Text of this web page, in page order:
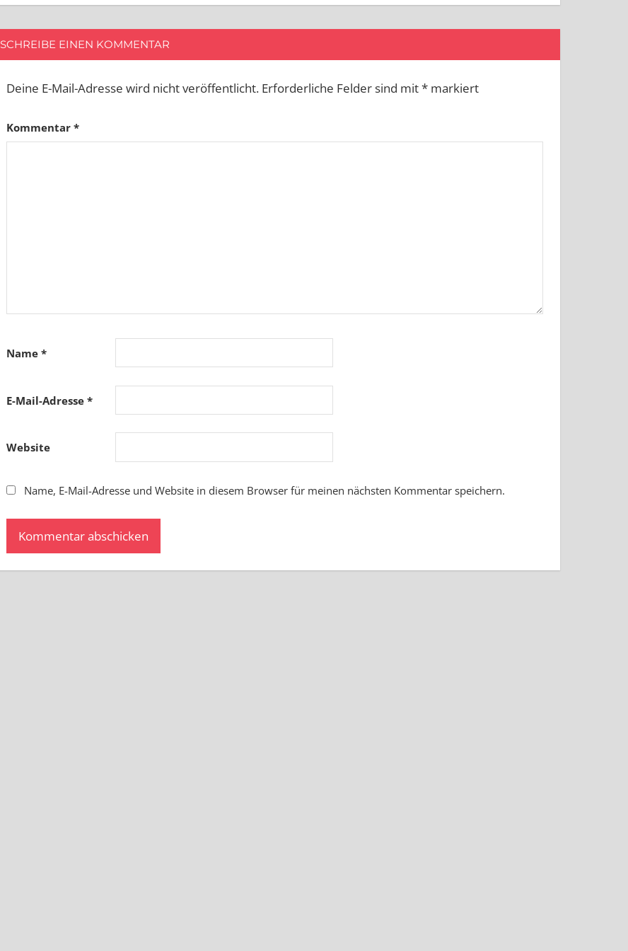
SCHREIBE EINEN KOMMENTAR
Deine E-Mail-Adresse wird nicht veröffentlicht. Erforderliche Felder sind mit* markiert
Kommentar*
Name*
E-Mail-Adresse*
Website
Name, E-Mail-Adresse und Website in diesem Browser für meinen nächsten Kommentar speichern.